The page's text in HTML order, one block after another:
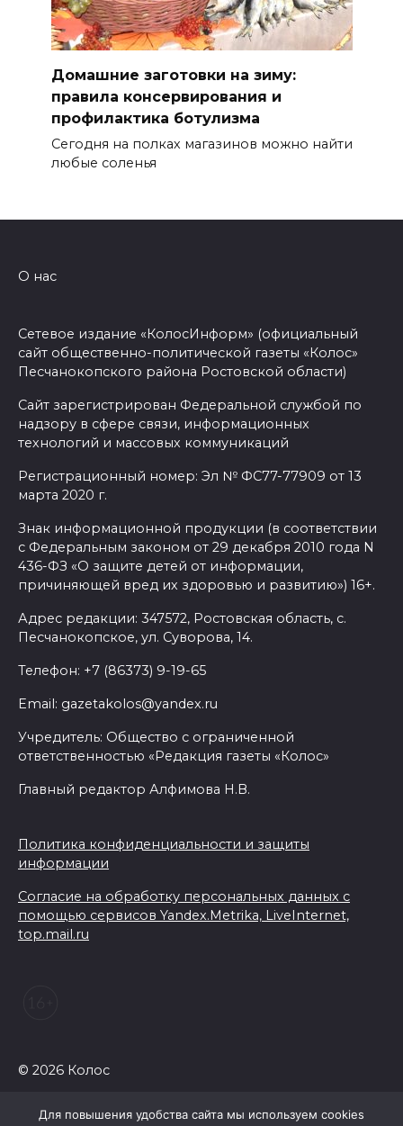
Домашние заготовки на зиму:
правила консервирования и
профилактика ботулизма
Сегодня на полках магазинов можно найти
любые соленья
О нас
Сетевое издание «КолосИнформ» (официальный
сайт общественно-политической газеты «Колос»
Песчанокопского района Ростовской области)
Сайт зарегистрирован Федеральной службой по
надзору в сфере связи, информационных
технологий и массовых коммуникаций
Регистрационный номер: Эл № ФС77-77909 от 13
марта 2020 г.
Знак информационной продукции (в соответствии
с Федеральным законом от 29 декабря 2010 года N
436-ФЗ «О защите детей от информации,
причиняющей вред их здоровью и развитию») 16+.
Адрес редакции: 347572, Ростовская область, с.
Песчанокопское, ул. Суворова, 14.
Телефон: +7 (86373) 9-19-65
Email: gazetakolos@yandex.ru
Учредитель: Общество с ограниченной
ответственностью «Редакция газеты «Колос»
Главный редактор Алфимова Н.В.
Политика конфиденциальности и защиты
информации
Согласие на обработку персональных данных с
помощью сервисов Yandex.Metrika, LiveInternet,
top.mail.ru
© 2026 Колос
Для повышения удобства сайта мы используем cookies